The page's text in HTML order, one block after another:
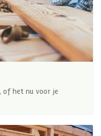
of het nu voor je